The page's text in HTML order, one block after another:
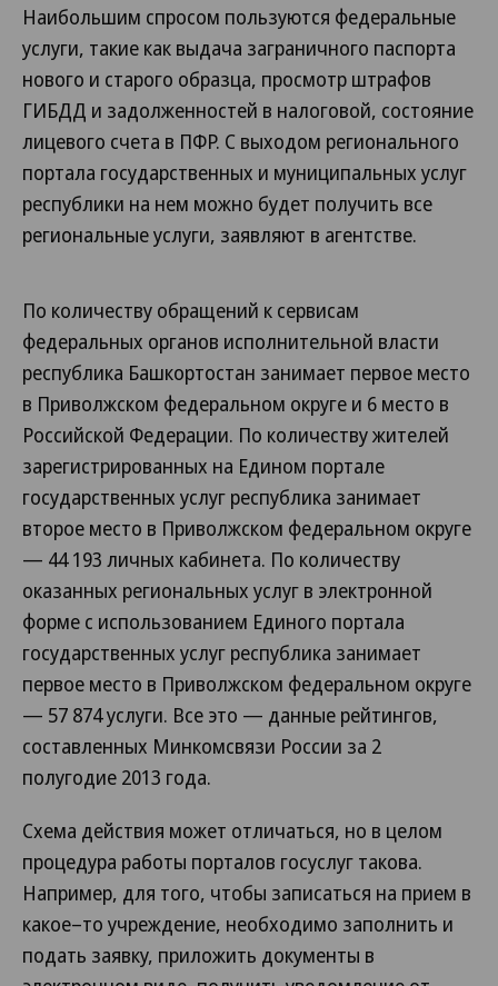
Наибольшим спросом пользуются федеральные
услуги, такие как выдача заграничного паспорта
нового и старого образца, просмотр штрафов
ГИБДД и задолженностей в налоговой, состояние
лицевого счета в ПФР. С выходом регионального
портала государственных и муниципальных услуг
республики на нем можно будет получить все
региональные услуги, заявляют в агентстве.
По количеству обращений к сервисам
федеральных органов исполнительной власти
республика Башкортостан занимает первое место
в Приволжском федеральном округе и 6 место в
Российской Федерации. По количеству жителей
зарегистрированных на Едином портале
государственных услуг республика занимает
второе место в Приволжском федеральном округе
— 44 193 личных кабинета. По количеству
оказанных региональных услуг в электронной
форме с использованием Единого портала
государственных услуг республика занимает
первое место в Приволжском федеральном округе
— 57 874 услуги. Все это — данные рейтингов,
составленных Минкомсвязи России за 2
полугодие 2013 года.
Схема действия может отличаться, но в целом
процедура работы порталов госуслуг такова.
Например, для того, чтобы записаться на прием в
какое–то учреждение, необходимо заполнить и
подать заявку, приложить документы в